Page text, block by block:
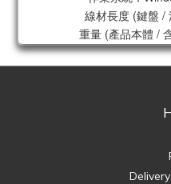
線材長度 (鍵盤 /
重量 (產品本體 /